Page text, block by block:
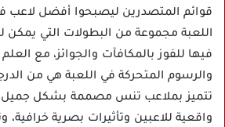
قوائم المتصدرين ليصبحوا أفضل لاعب
اللعبة مجموعة من البطولات التي يمكن
فيها للفوز بالمكافآت والجوائز، مع
والرسوم المتحركة في اللعبة هي من
تتميز بملاعب تنس مصممة بشكل
واقعية للاعبين وتأثيرات بصرية